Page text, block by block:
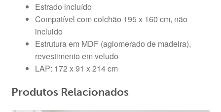
Estrado incluído
Compatível com colchão 195 x 160 cm, não
incluido
Estrutura em MDF (aglomerado de madeira),
revestimento em veludo
LAP: 172 x 91 x 214 cm
Produtos Relacionados